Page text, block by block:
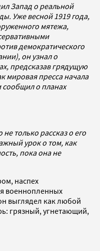
Запад о реальной
Уже весной 1919 года,
мятежа,
демократического
он узнал о
предсказав грядущую
мировая пресса начала
сообщил о планах
только рассказ о его
урок о том, как
пока она не
наспех
военнопленных
выглядел как любой
грязный, угнетающий,